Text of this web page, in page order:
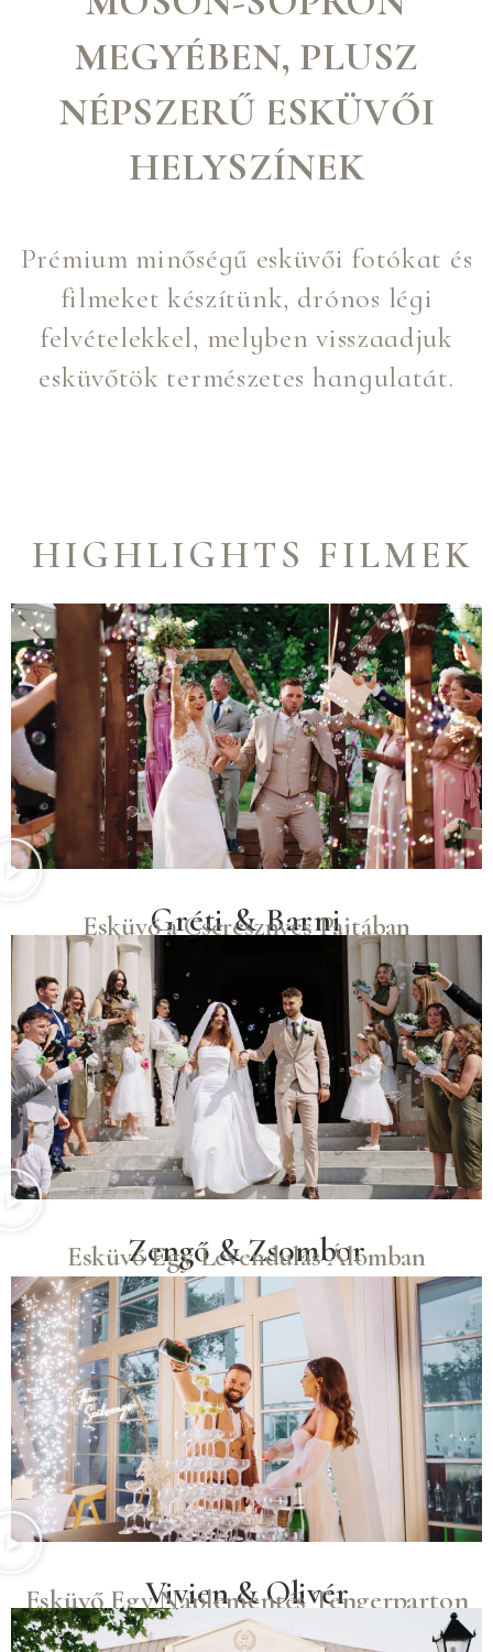
MEGYÉBEN, PLUSZ
NÉPSZERŰ ESKÜVŐI
HELYSZÍNEK
Prémium minőségű esküvői fotókat és
filmeket készítünk, drónos légi
felvételekkel, melyben visszaadjuk
esküvőtök természetes hangulatát.
HIGHLIGHTS FILMEK
Gréti & Barni
Esküvő a Cseresznyés Pajtában
Zengő & Zsombor
Esküvő Egy Levendulás Álomban
Vivien & Olivér
Esküvő Egy Naplementés Tengerparton